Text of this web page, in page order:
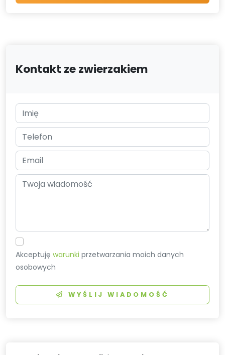
Kontakt ze zwierzakiem
Akceptujęwarunki przetwarzania moich danych
osobowych
WYŚLIJ WIADOMOŚĆ